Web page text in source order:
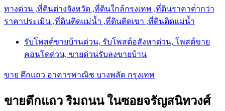
ทางด่วน ,ที่ดินต่างจังหวัด ,ที่ดินใกล้กรุงเทพ ,ที่ดินราคาต่ํากว่า
ราคาประเมิน ,ที่ดินติดแม่น้ำ ,ที่ดินติดเขา ,ที่ดินติดแม่น้ำ
รับโพสต์ขายบ้านด่วน, รับโพสต์อสังหาด่วน, โพสต์ขาย
คอนโดด่วน, ขายด่วนรับลงขายบ้าน
ขาย ตึกแถว อาคารพาณิช บางพลัด กรุงเทพ
ขายตึกแถว ริมถนน ในซอยจรัญสนิทวงศ์